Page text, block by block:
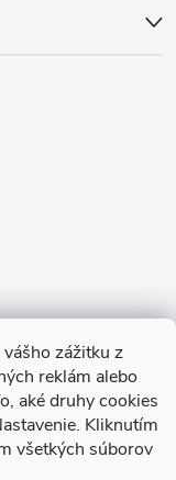
zážitku z
reklám alebo
aké druhy cookies
Kliknutím
všetkých súborov